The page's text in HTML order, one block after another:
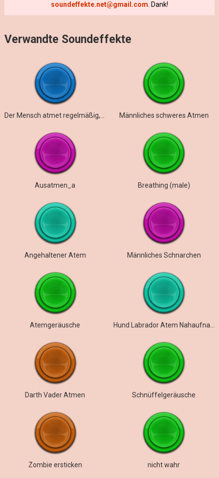
soundeffekte.net@gmail.com . Dank!
Verwandte Soundeffekte
Männliches schweres Atmen
Ausatmen_a Breathing (male)
Angehaltener Atem Männliches Schnarchen
Atemgeräusche
Darth Vader Atmen Schnüffelgeräusche
Zombie ersticken nicht wahr